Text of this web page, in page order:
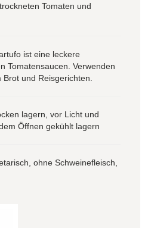
Tomaten und
ist eine leckere
Tomatensaucen. Verwenden
und Reisgerichten.
lagern, vor Licht und
Öffnen gekühlt lagern
ohne Schweinefleisch,